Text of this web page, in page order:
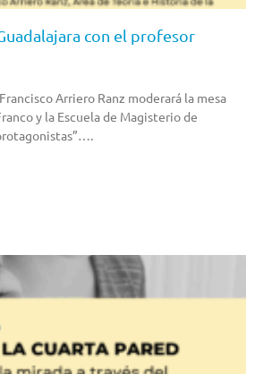
con el profesor
Arriero Ranz moderará la mesa
y la Escuela de Magisterio de